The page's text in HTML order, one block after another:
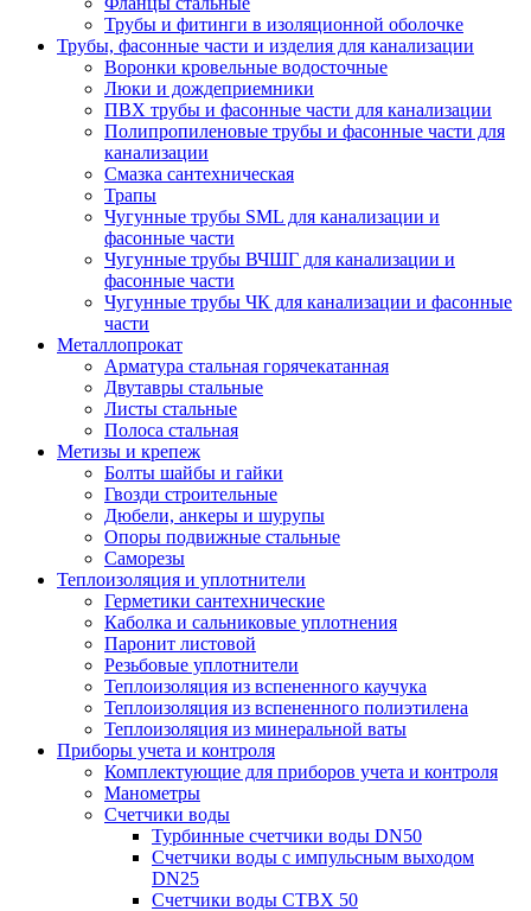
Трубы и фитинги в изоляционной оболочке
Трубы, фасонные части и изделия для канализации
Воронки кровельные водосточные
Люки и дождеприемники
ПВХ трубы и фасонные части для канализации
Полипропиленовые трубы и фасонные части для
канализации
Смазка сантехническая
Трапы
Чугунные трубы SML для канализации и
фасонные части
Чугунные трубы ВЧШГ для канализации и
фасонные части
Чугунные трубы ЧК для канализации и фасонные
части
Металлопрокат
Арматура стальная горячекатанная
Двутавры стальные
Листы стальные
Полоса стальная
Метизы и крепеж
Болты шайбы и гайки
Гвозди строительные
Дюбели, анкеры и шурупы
Опоры подвижные стальные
Саморезы
Теплоизоляция и уплотнители
Герметики сантехнические
Каболка и сальниковые уплотнения
Паронит листовой
Резьбовые уплотнители
Теплоизоляция из вспененного каучука
Теплоизоляция из вспененного полиэтилена
Теплоизоляция из минеральной ваты
Приборы учета и контроля
Комплектующие для приборов учета и контроля
Манометры
Счетчики воды
Турбинные счетчики воды DN50
Счетчики воды с импульсным выходом
DN25
Счетчики воды СТВХ 50